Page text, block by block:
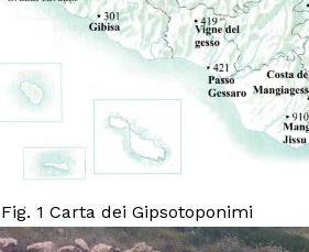
Fig. 1 Carta dei Gipsotoponimi